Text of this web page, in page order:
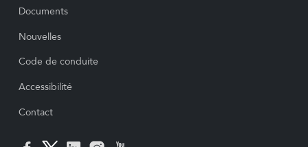
Documents
Nouvelles
Code de conduite
Accessibilité
Contact